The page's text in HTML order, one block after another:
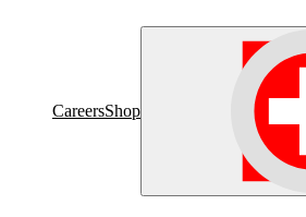
CareersShop